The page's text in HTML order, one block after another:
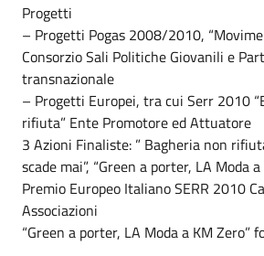
Progetti
– Progetti Pogas 2008/2010,
Consorzio Sali Politiche Giovanili e
transnazionale
– Progetti Europei, tra cui Serr 2010
rifiuta” Ente Promotore ed Attuatore
3 Azioni Finaliste: ” Bagheria non
scade mai”, “Green a porter, LA Moda a
Premio Europeo Italiano SERR 2010
Associazioni
“Green a porter, LA Moda a KM Zero”